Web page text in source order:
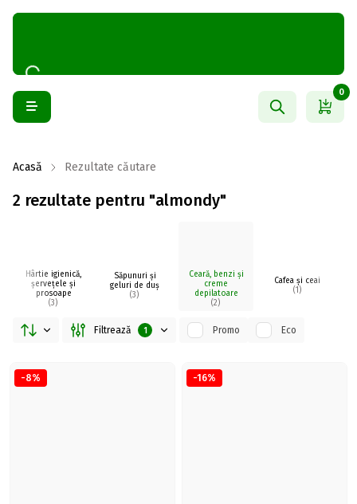
0
Acasă Rezultate căutare
2 rezultate pentru "almondy"
Hârtie igienică,
șervețele și
prosoape
(3)
Săpunuri și
geluri de duș
(3)
Ceară, benzi și
creme
depilatoare
(2)
Cafea și ceai
(1)
Filtrează 1 Promo Eco
-8% -16%